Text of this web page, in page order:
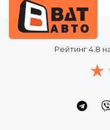
Рейтинг4.8